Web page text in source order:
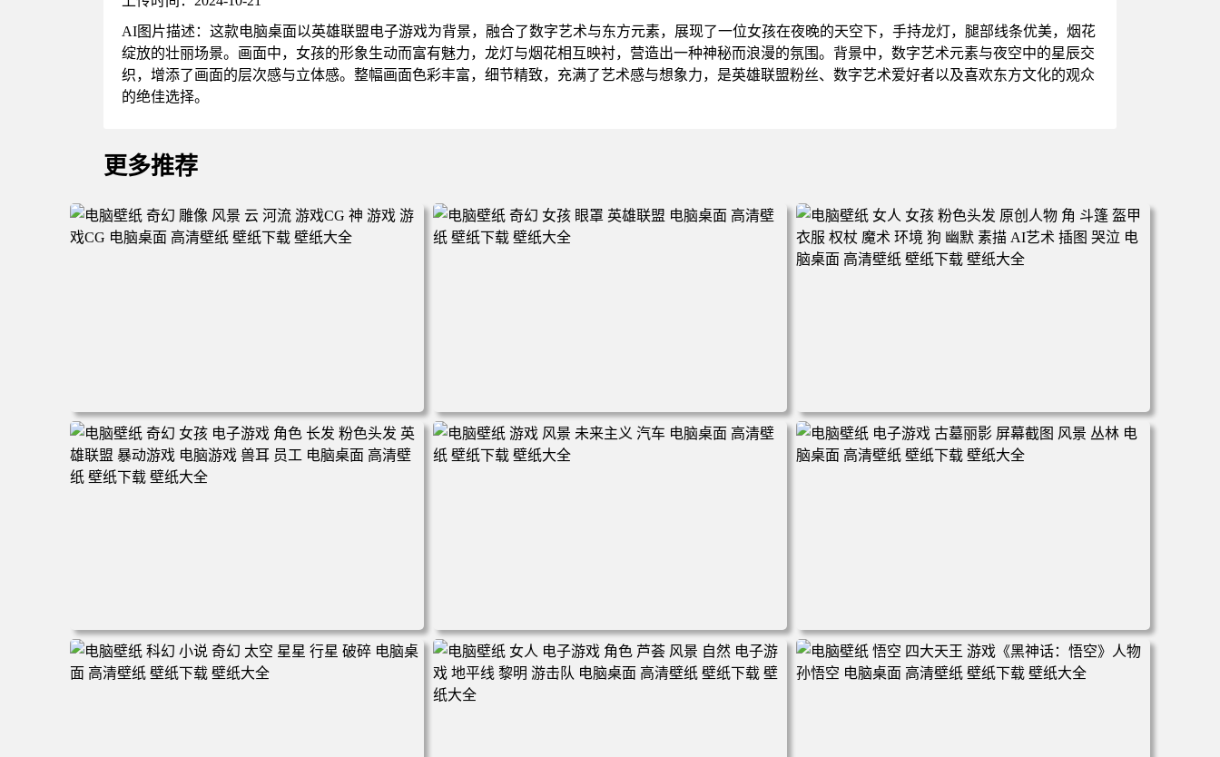
AI图片描述：这款电脑桌面以英雄联盟电子游戏为背景，融合了数字艺术与东方元素，展现了一位女孩在夜晚的天空下，手持龙灯，腿部线条优美，烟花
绽放的壮丽场景。画面中，女孩的形象生动而富有魅力，龙灯与烟花相互映衬，营造出一种神秘而浪漫的氛围。背景中，数字艺术元素与夜空中的星辰交
织，增添了画面的层次感与立体感。整幅画面色彩丰富，细节精致，充满了艺术感与想象力，是英雄联盟粉丝、数字艺术爱好者以及喜欢东方文化的观众
的绝佳选择。
更多推荐
电脑壁纸 奇幻 雕像 风景 云 河流 游戏CG 神 游戏 游戏CG
电脑桌面 高清壁纸 壁纸下载 壁纸大全
电脑壁纸 奇幻 女孩 眼罩 英雄联盟 电脑桌面 高清壁纸 壁纸
下载 壁纸大全
电脑壁纸 女人 女孩 粉色头发 原创人物 角 斗篷 盔甲 衣服
权杖 魔术 环境 狗 幽默 素描 AI艺术 插图 哭泣 电脑桌面 高
电脑壁纸 奇幻 女孩 电子游戏 角色 长发 粉色头发 英雄联盟
暴动游戏 电脑游戏 兽耳 员工 电脑桌面 高清壁纸 壁纸下载
电脑壁纸 游戏 风景 未来主义 汽车 电脑桌面 高清壁纸 壁纸
下载 壁纸大全
电脑壁纸 电子游戏 古墓丽影 屏幕截图 风景 丛林 电脑桌面
高清壁纸 壁纸下载 壁纸大全